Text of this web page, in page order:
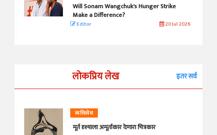
Will Sonam Wangchuk's Hunger Strike
Make a Difference?
Editor 20 Jul 2026
लोकप्रिय लेख इतर सर्व
व्यक्तिवेध
मूर्त दृश्याला अमूर्ताकार देणारा चित्रकार